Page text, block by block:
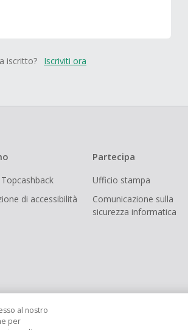
iscritto? Iscriviti ora
di accessibilità
Partecipa
Ufficio stampa
Comunicazione sulla
sicurezza informatica
al nostro
per